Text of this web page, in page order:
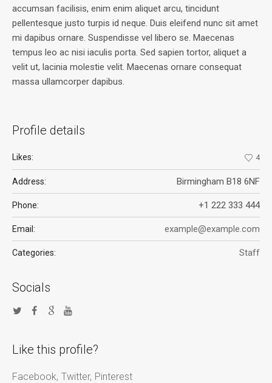
accumsan facilisis, enim enim aliquet arcu, tincidunt
pellentesque justo turpis id neque. Duis eleifend nunc sit amet
mi dapibus ornare. Suspendisse vel libero se. Maecenas
tempus leo ac nisi iaculis porta. Sed sapien tortor, aliquet a
velit ut, lacinia molestie velit. Maecenas ornare consequat
massa ullamcorper dapibus.
Profile details
Likes: 4
Address: Birmingham B18 6NF
Phone: +1 222 333 444
Email: example@example.com
Categories: Staff
Socials
Like this profile?
Facebook Twitter Pinterest